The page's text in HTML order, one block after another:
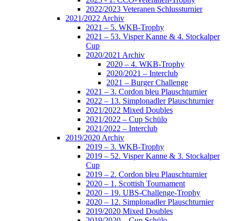
2022/2023 Veteranen Schlussturnier
2021/2022 Archiv
2021 – 5. WKB-Trophy
2021 – 53. Visper Kanne & 4. Stockalper
Cup
2020/2021 Archiv
2020 – 4. WKB-Trophy
2020/2021 – Interclub
2021 – Burger Challenge
2021 – 3. Cordon bleu Plauschturnier
2022 – 13. Simplonadler Plauschturnier
2021/2022 Mixed Doubles
2021/2022 – Cup Schülo
2021/2022 – Interclub
2019/2020 Archiv
2019 – 3. WKB-Trophy
2019 – 52. Visper Kanne & 3. Stockalper
Cup
2019 – 2. Cordon bleu Plauschturnier
2020 – 1. Scottish Tournament
2020 – 19. UBS-Challenge-Trophy
2020 – 12. Simplonadler Plauschturnier
2019/2020 Mixed Doubles